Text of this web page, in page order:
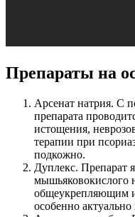
Препараты на
Арсенат натрия. С
препарата
истощения,
терапии при
подкожно.
Дуплекс. Препарат
мышьяковокислого
общеукрепляющим
особенно